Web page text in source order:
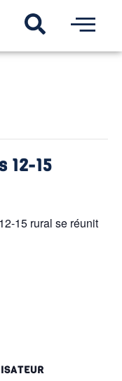
12-15
15 rural se réunit